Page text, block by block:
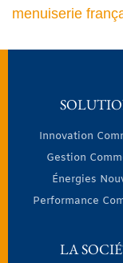
menuiserie
Innovation
Gestion
Énergies
Performance
LA